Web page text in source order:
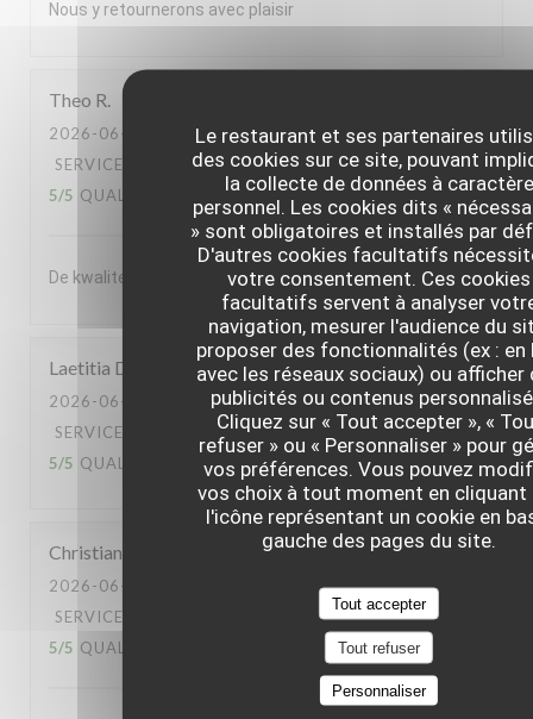
Le restaurant et ses partenaires
des cookies sur ce site, pouvant
la collecte de données à caractère
personnel. Les cookies dits «
» sont obligatoires et installés par
D'autres cookies facultatifs
votre consentement. Ces cookies
facultatifs servent à analyser
navigation, mesurer l'audience du
proposer des fonctionnalités (ex : en
avec les réseaux sociaux) ou afficher
publicités ou contenus
Cliquez sur « Tout accepter », «
refuser » ou « Personnaliser » pour
vos préférences. Vous pouvez
vos choix à tout moment en cliquant
l'icône représentant un cookie en
gauche des pages du site.
Tout accepter
Tout refuser
Personnaliser
Nous y retournerons avec plaisir
Theo R
2026-06-30
- 20:00 - COUVERTS 2
SERVICE
AMBIANCE: 5/5 CUISINE:
5/5 QUALITÉ / PRIX 5/5
De kwaliteit van het souper was enorm
Laetitia D
2026-06-30
- 13:00 - COUVERTS 2
SERVICE
AMBIANCE: 5 /5 CUISINE:
5/5 QUALITÉ / PRIX: 5/5
Christian
2026-06-23
- 20:00 - COUVERTS 2
SERVICE
CUISINE:
5/5 QUALITÉ / PRIX